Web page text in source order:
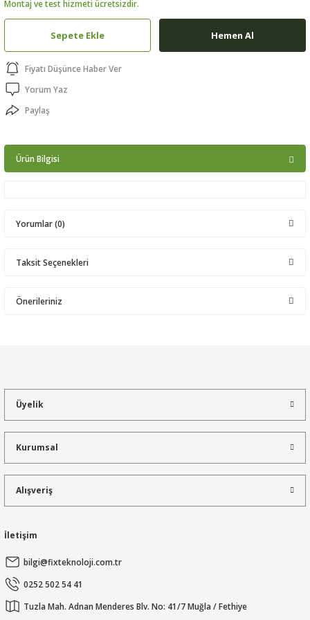
Montaj ve test hizmeti ücretsizdir.
Sepete Ekle Hemen Al
Fiyatı Düşünce Haber Ver
Yorum Yaz
Paylaş
Ürün Bilgisi
Yorumlar (0)
Taksit Seçenekleri
Önerileriniz
Ürün açıklamasında eksik bilgiler bulunuyor.
Ürün bilgilerinde hatalar bulunuyor.
Bu ürüne benzer farklı alternatifler olmalı.
Üyelik
Kurumsal
Alışveriş
İletişim
bilgi@fixteknoloji.com.tr
0252 502 54 41
Tuzla Mah. Adnan Menderes Blv. No: 41/7 Muğla / Fethiye